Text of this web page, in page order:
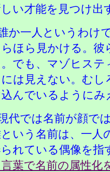
い才能を見つけ出
か一人というわけ
ほら見かける。
でも、マゾヒス
には見えない。むし
んでいるようにみ
代では名前が顔で
いう名前は、一人
れている偶像を指
言葉で名前の属性化